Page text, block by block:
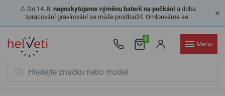
⚠️ Do 14. 8. neposkytujeme výměnu baterií na počkánía doba
zpracování gravírování se může prodloužit. Omlouváme se.
0
Menu